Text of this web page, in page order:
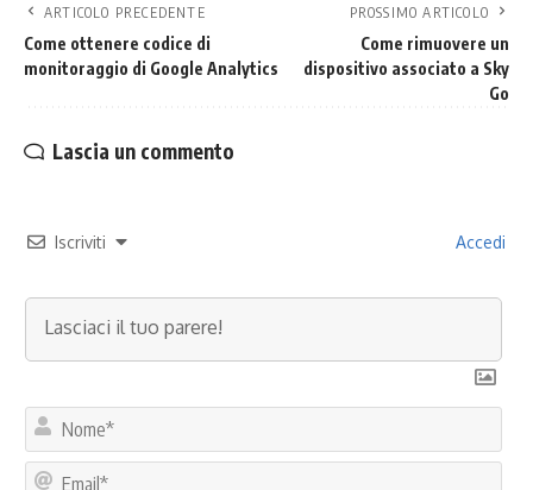
ARTICOLO PRECEDENTE
Come ottenere codice di
monitoraggio di Google Analytics
PROSSIMO ARTICOLO
Come rimuovere un
dispositivo associato a Sky
Go
Lascia un commento
Iscriviti Accedi